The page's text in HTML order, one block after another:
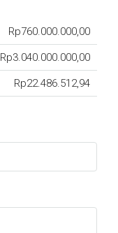
Rp760.000.000,00
Rp3.040.000.000,00
Rp22.486.512,94